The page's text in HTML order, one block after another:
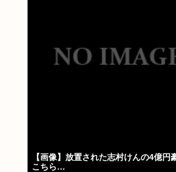
【画像】放置された志村けんの4億円
こちら…